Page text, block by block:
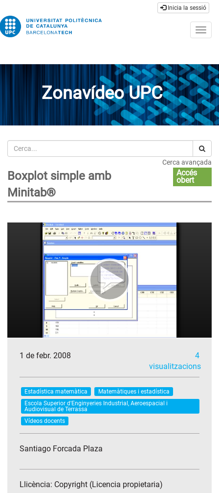
Inicia la sessió
Zonavídeo UPC
Cerca
Cerca avançada
Boxplot simple amb
Minitab®
Accés
obert
1 de febr. 2008
4
visualitzacions
Estadística matemàtica
Matemàtiques i estadística
Escola Superior d'Enginyeries Industrial, Aeroespacial i
Audiovisual de Terrassa
Vídeos docents
Santiago Forcada Plaza
Llicència: Copyright (Licencia propietaria)